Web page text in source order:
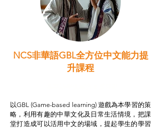
NCS非華語GBL全方位中文能力提
升課程
以GBL (Game-based learning) 遊戲為本學習的策
略，利用有趣的中華文化及日常生活情境，把課
堂打造成可以活用中文的場域，提起學生的學習